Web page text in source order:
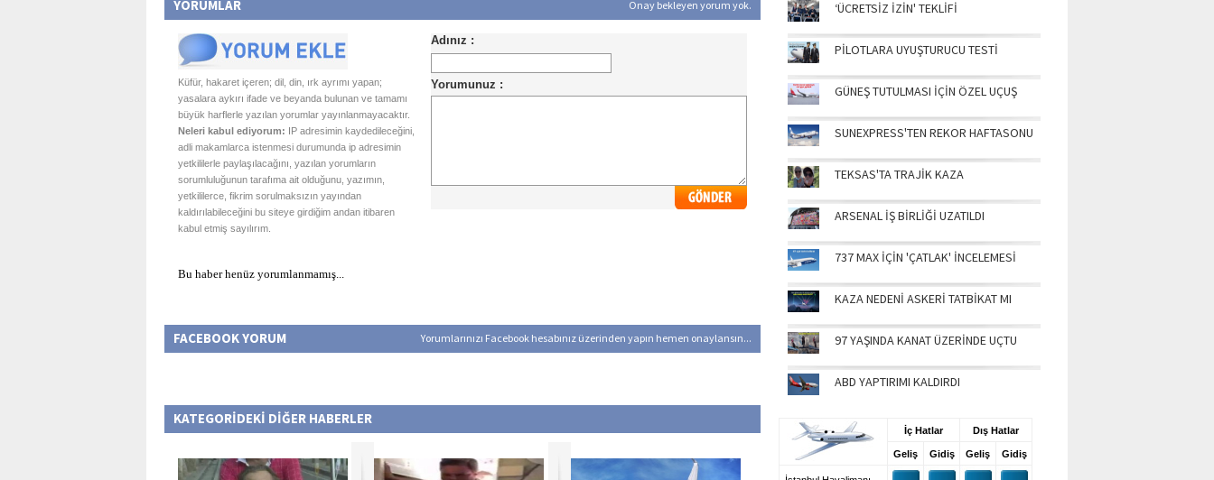
YORUMLAR Onay bekleyen yorum yok.
Küfür, hakaret içeren; dil, din, ırk ayrımı yapan;
yasalara aykırı ifade ve beyanda bulunan ve tamamı
büyük harflerle yazılan yorumlar yayınlanmayacaktır.
Neleri kabul ediyorum: IP adresimin kaydedileceğini,
adli makamlarca istenmesi durumunda ip adresimin
yetkililerle paylaşılacağını, yazılan yorumların
sorumluluğunun tarafıma ait olduğunu, yazımın,
yetkililerce, fikrim sorulmaksızın yayından
kaldırılabileceğini bu siteye girdiğim andan itibaren
kabul etmiş sayılırım.
Bu haber henüz yorumlanmamış...
FACEBOOK YORUM Yorumlarınızı Facebook hesabınız üzerinden yapın hemen onaylansın...
KATEGORİDEKİ DİĞER HABERLER
‘ÜCRETSİZ İZİN' TEKLİFİ
PİLOTLARA UYUŞTURUCU TESTİ
GÜNEŞ TUTULMASI İÇİN ÖZEL UÇUŞ
SUNEXPRESS'TEN REKOR HAFTASONU
TEKSAS'TA TRAJİK KAZA
ARSENAL İŞ BİRLİĞİ UZATILDI
737 MAX İÇİN 'ÇATLAK' İNCELEMESİ
KAZA NEDENİ ASKERİ TATBİKAT MI
97 YAŞINDA KANAT ÜZERİNDE UÇTU
ABD YAPTIRIMI KALDIRDI
İç Hatlar Dış Hatlar
Geliş Gidiş Geliş Gidiş